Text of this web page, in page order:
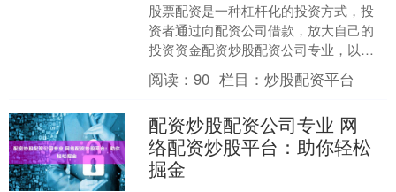
股票配资是一种杠杆化的投资方式，投
资者通过向配资公司借款，放大自己的
投资资金配资炒股配资公司专业，以获
得更高的收益。然而，这种投资方式也
伴随着较高的风险。 配资....
阅读：90 栏目：炒股配资平台
配资炒股配资公司专业 网
络配资炒股平台：助你轻松
掘金